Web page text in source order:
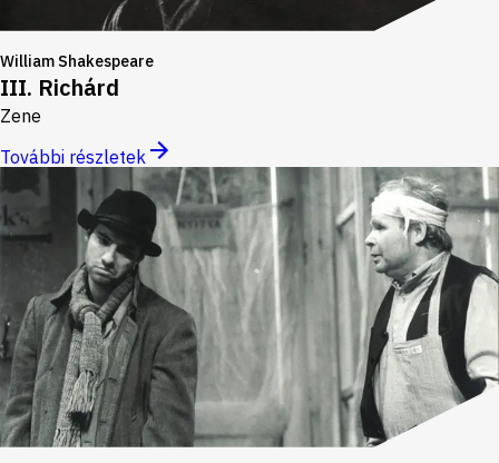
William Shakespeare
III. Richárd
Zene
További részletek